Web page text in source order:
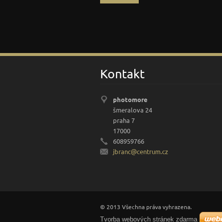
Kontakt
photomore
šmeralova 24
praha 7
17000
608959766
jbranc@centrum.cz
© 2013 Všechna práva vyhrazena.
Tvorba webových stránek zdarma